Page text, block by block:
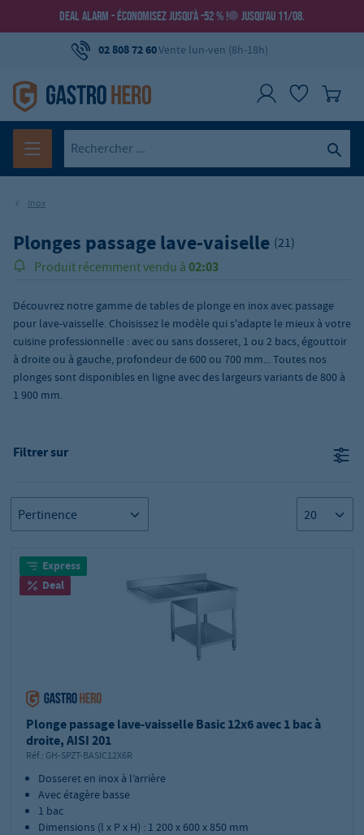
DEAL ALARM - ÉCONOMISEZ JUSQU’À -52 % ! JUSQU’AU 11/08.
02 808 72 60Vente lun-ven (8h-18h)
Inox
Plonges passage lave-vaiselle (21)
Produit récemment vendu à 02:03
Découvrez notre gamme de tables de plonge en inox avec passage
pour lave-vaisselle. Choisissez le modèle qui s'adapte le mieux à votre
cuisine professionnelle : avec ou sans dosseret, 1 ou 2 bacs, égouttoir
à droite ou à gauche, profondeur de 600 ou 700 mm... Toutes nos
plonges sont disponibles en ligne avec des largeurs variants de 800 à
1 900 mm.
Filtrer sur
Express
Deal
Plonge passage lave-vaisselle Basic 12x6 avec 1 bac à
droite, AISI 201
Réf.: GH-SPZT-BASIC12X6R
Dosseret en inox à l’arrière
Avec étagère basse
1 bac
Dimensions (l x P x H) : 1 200 x 600 x 850 mm